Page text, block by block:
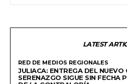
LATEST
RED DE MEDIOS REGIONALES
JULIACA: ENTREGA DEL NUEVO
SERENAZGO SIGUE SIN FECHA